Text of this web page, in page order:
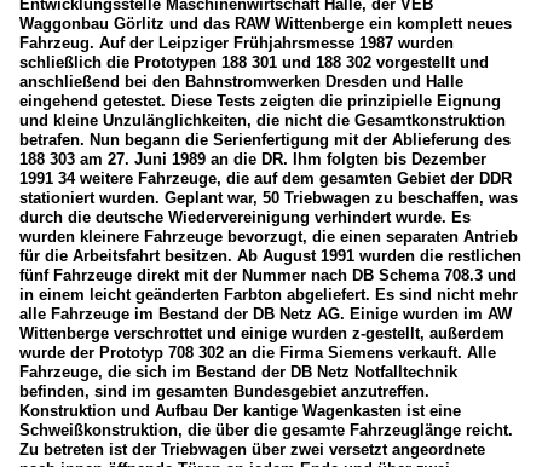
Entwicklungsstelle Maschinenwirtschaft Halle, der VEB
Waggonbau Görlitz und das RAW Wittenberge ein komplett neues
Fahrzeug. Auf der Leipziger Frühjahrsmesse 1987 wurden
schließlich die Prototypen 188 301 und 188 302 vorgestellt und
anschließend bei den Bahnstromwerken Dresden und Halle
eingehend getestet. Diese Tests zeigten die prinzipielle Eignung
und kleine Unzulänglichkeiten, die nicht die Gesamtkonstruktion
betrafen. Nun begann die Serienfertigung mit der Ablieferung des
188 303 am 27. Juni 1989 an die DR. Ihm folgten bis Dezember
1991 34 weitere Fahrzeuge, die auf dem gesamten Gebiet der DDR
stationiert wurden. Geplant war, 50 Triebwagen zu beschaffen, was
durch die deutsche Wiedervereinigung verhindert wurde. Es
wurden kleinere Fahrzeuge bevorzugt, die einen separaten Antrieb
für die Arbeitsfahrt besitzen. Ab August 1991 wurden die restlichen
fünf Fahrzeuge direkt mit der Nummer nach DB Schema 708.3 und
in einem leicht geänderten Farbton abgeliefert. Es sind nicht mehr
alle Fahrzeuge im Bestand der DB Netz AG. Einige wurden im AW
Wittenberge verschrottet und einige wurden z-gestellt, außerdem
wurde der Prototyp 708 302 an die Firma Siemens verkauft. Alle
Fahrzeuge, die sich im Bestand der DB Netz Notfalltechnik
befinden, sind im gesamten Bundesgebiet anzutreffen.
Konstruktion und Aufbau Der kantige Wagenkasten ist eine
Schweißkonstruktion, die über die gesamte Fahrzeuglänge reicht.
Zu betreten ist der Triebwagen über zwei versetzt angeordnete